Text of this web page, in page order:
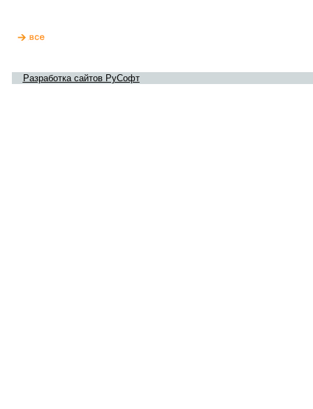
Разработка сайтов РуСофт